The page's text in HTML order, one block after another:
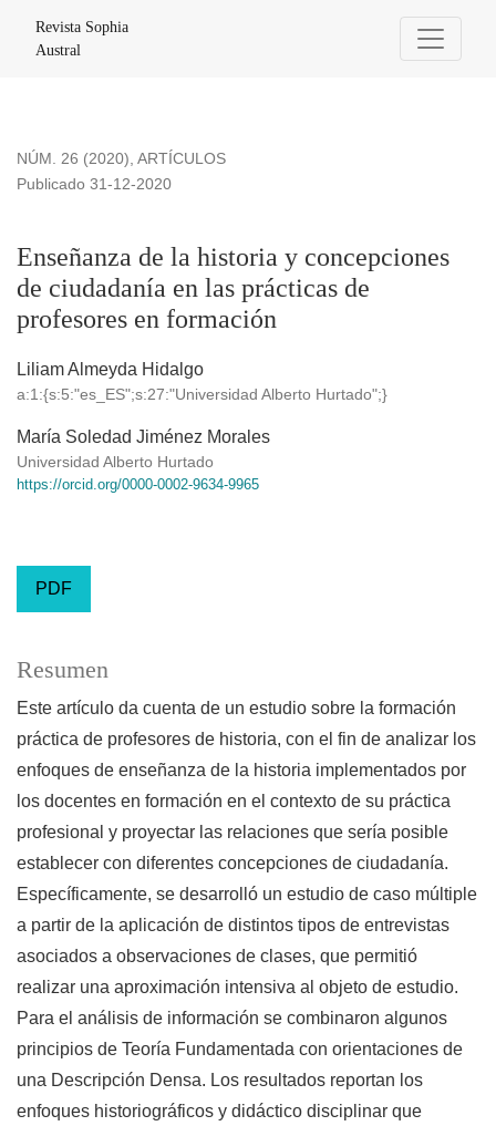
Revista Sophia
Austral
NÚM. 26 (2020), ARTÍCULOS
Enseñanza de la historia y concepciones
de ciudadanía en las prácticas de
profesores en formación
Publicado 31-12-2020
Liliam Almeyda Hidalgo
a:1:{s:5:"es_ES";s:27:"Universidad Alberto Hurtado";}
María Soledad Jiménez Morales
Universidad Alberto Hurtado
https://orcid.org/0000-0002-9634-9965
PDF
Resumen
Este artículo da cuenta de un estudio sobre la formación
práctica de profesores de historia, con el fin de analizar los
enfoques de enseñanza de la historia implementados por
los docentes en formación en el contexto de su práctica
profesional y proyectar las relaciones que sería posible
establecer con diferentes concepciones de ciudadanía.
Específicamente, se desarrolló un estudio de caso múltiple
a partir de la aplicación de distintos tipos de entrevistas
asociados a observaciones de clases, que permitió
realizar una aproximación intensiva al objeto de estudio.
Para el análisis de información se combinaron algunos
principios de Teoría Fundamentada con orientaciones de
una Descripción Densa. Los resultados reportan los
enfoques historiográficos y didáctico disciplinar que